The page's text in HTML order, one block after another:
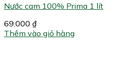
Nước cam 100% Prima 1 lít
69.000 ₫
Thêm vào giỏ hàng